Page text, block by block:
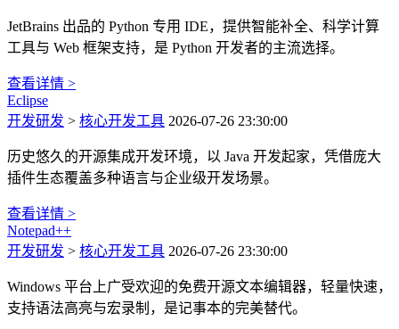
JetBrains 出品的 Python 专用 IDE，提供智能补全、科学计算
工具与 Web 框架支持，是 Python 开发者的主流选择。
查看详情 >
Eclipse
开发研发 > 核心开发工具 2026-07-26 23:30:00
历史悠久的开源集成开发环境，以 Java 开发起家，凭借庞大
插件生态覆盖多种语言与企业级开发场景。
查看详情 >
Notepad++
开发研发 > 核心开发工具 2026-07-26 23:30:00
Windows 平台上广受欢迎的免费开源文本编辑器，轻量快速，
支持语法高亮与宏录制，是记事本的完美替代。